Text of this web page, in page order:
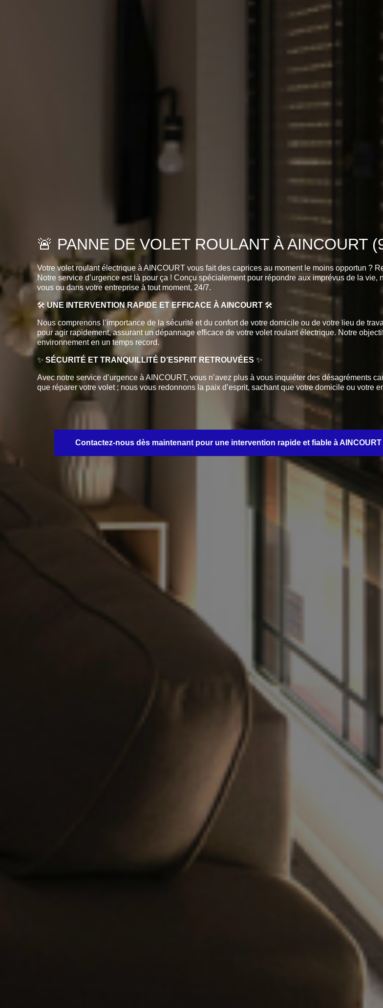
🚨 PANNE DE VOLET ROULANT À AINCOURT
Votre volet roulant électrique à AINCOURT vous fait des caprices au moment le moins opportun ?
Notre service d’urgence est là pour ça ! Conçu spécialement pour répondre aux imprévus de la
vous ou dans votre entreprise à tout moment, 24/7.
🛠️UNE INTERVENTION RAPIDE ET EFFICACE À AINCOURT 🛠️
Nous comprenons l’importance de la sécurité et du confort de votre domicile ou de votre lieu de
pour agir rapidement, assurant un dépannage efficace de votre volet roulant électrique. Notre
environnement en un temps record.
✨ SÉCURITÉ ET TRANQUILLITÉ D’ESPRIT RETROUVÉES ✨
Avec notre service d’urgence à AINCOURT, vous n’avez plus à vous inquiéter des désagréments
que réparer votre volet ; nous vous redonnons la paix d’esprit, sachant que votre domicile ou votre
Contactez-nous dès maintenant pour une intervention rapide et fiable à